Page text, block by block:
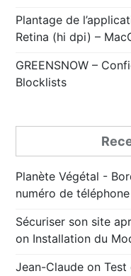
Plantage de
Retina (hi dpi) –
GREENSNOW –
Blocklists
Planète Végétal -
numéro de
Sécuriser son site
on Installation du
Jean-Claude onTest